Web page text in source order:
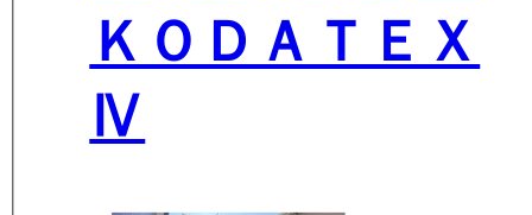
ＫＯＤＡＴＥＸ
Ⅳ